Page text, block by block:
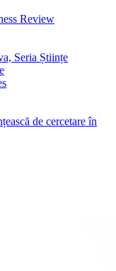
Review
Seria Științe
de cercetare în